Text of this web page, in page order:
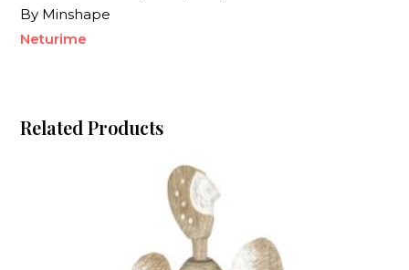
By Minshape
Neturime
Related Products